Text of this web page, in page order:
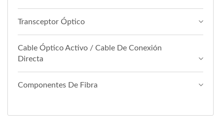
Transceptor Óptico
Cable Óptico Activo / Cable De Conexión
Directa
Componentes De Fibra